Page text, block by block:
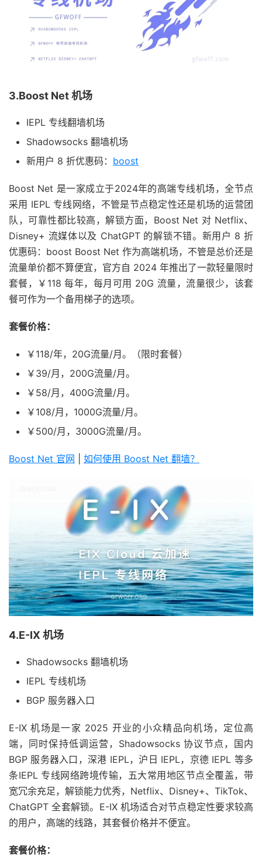
3.Boost Net 机场
IEPL 专线翻墙机场
Shadowsocks 翻墙机场
新用户 8 折优惠码： boost
Boost Net 是一家成立于2024年的高端专线机场，全节点
采用 IEPL 专线网络，不管是节点稳定性还是机场的运营团
队，可靠性都比较高，解锁方面，Boost Net 对 Netflix、
Disney+ 流媒体以及 ChatGPT 的解锁不错。新用户 8 折
优惠码：boost Boost Net 作为高端机场，不管是总价还是
流量单价都不算便宜，官方自 2024 年推出了一款轻量限时
套餐，￥118 每年，每月可用 20G 流量，流量很少，该套
餐可作为一个备用梯子的选项。
套餐价格：
￥118/年，20G流量/月。（限时套餐）
￥39/月，200G流量/月。
￥58/月，400G流量/月。
￥108/月，1000G流量/月。
￥500/月，3000G流量/月。
Boost Net 官网 如何使用 Boost Net 翻墙？
4.E-IX 机场
Shadowsocks 翻墙机场
IEPL 专线机场
BGP 服务器入口
E-IX 机场是一家 2025 开业的小众精品向机场，定位高
端，同时保持低调运营，Shadowsocks 协议节点，国内
BGP 服务器入口，深港 IEPL，沪日 IEPL，京德 IEPL 等多
条IEPL 专线网络跨境传输，五大常用地区节点全覆盖，带
宽冗余充足，解锁能力优秀，Netflix、Disney+、TikTok、
ChatGPT 全套解锁。E-IX 机场适合对节点稳定性要求较高
的用户，高端的线路，其套餐价格并不便宜。
套餐价格：